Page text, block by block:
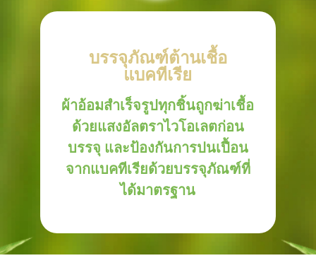
บรรจุภัณฑ์ต้านเชื้อ
แบคทีเรีย
ผ้าอ้อมสำเร็จรูปทุกชิ้นถูกฆ่าเชื้อ
ด้วยแสงอัลตราไวโอเลตก่อน
บรรจุ และป้องกันการปนเปื้อน
จากแบคทีเรียด้วยบรรจุภัณฑ์ที่
ได้มาตรฐาน